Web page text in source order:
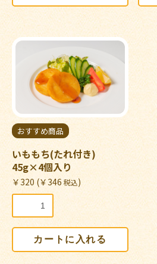
おすすめ商品
いももち(たれ付き)
45g×4個入り
￥320 (￥346 税込)
カートに入れる
お買い物を続ける